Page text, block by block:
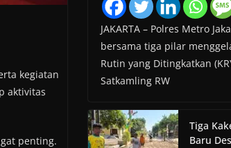
kegiatan
aktivitas
penting.
JAKARTA – Polres Metro
bersama tiga pilar
Rutin yang Ditingkatkan
Satkamling RW
Tiga
Baru